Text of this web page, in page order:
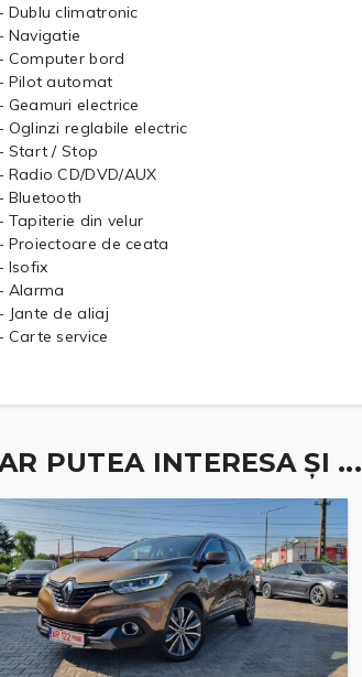
Dublu climatronic
Navigatie
Computer bord
Pilot automat
Geamuri electrice
Oglinzi reglabile electric
Start / Stop
Radio CD/DVD/AUX
Bluetooth
Tapiterie din velur
Proiectoare de ceata
Isofix
Alarma
Jante de aliaj
Carte service
PUTEA INTERESA ȘI ...